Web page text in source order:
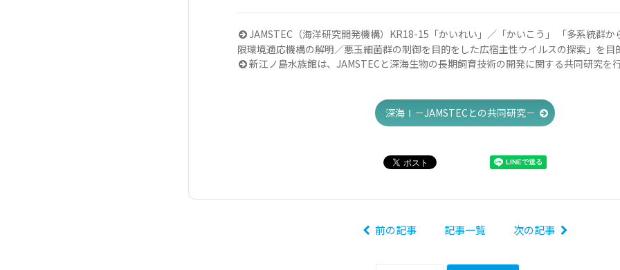
JAMSTEC（海洋研究開発機構）KR18-15「かいれい」／「かいこう」 「多系統群か
限環境適応機構の解明／悪玉細菌群の制御を目的をした広宿主性ウイルスの探索」を目
新江ノ島水族館は、JAMSTECと深海生物の長期飼育技術の開発に関する共同研究を
深海Ⅰ－JAMSTECとの共同研究－
前の記事 記事一覧 次の記事